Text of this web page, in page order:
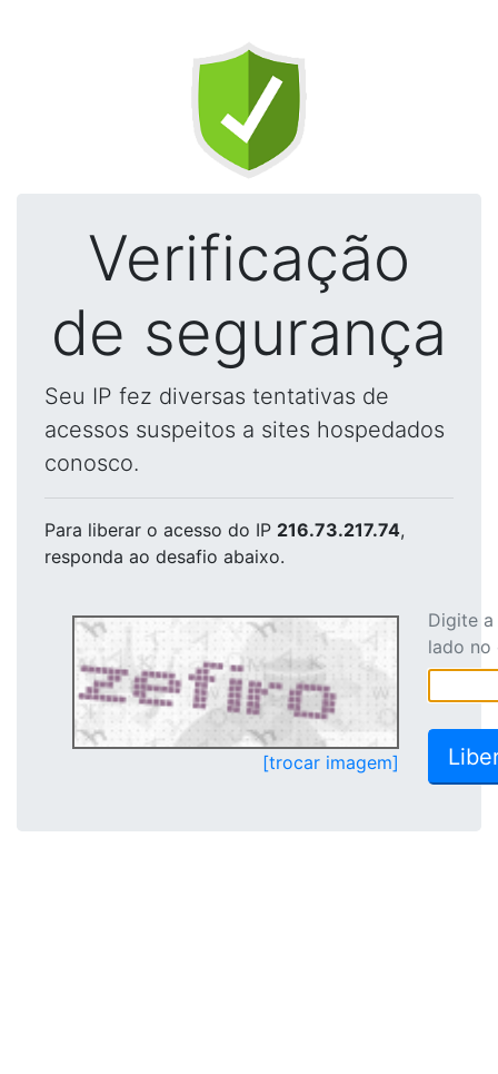
Verificação
de segurança
Seu IP fez diversas tentativas de
acessos suspeitos a sites hospedados
conosco.
Para liberar o acesso do IP 216.73.217.74,
responda ao desafio abaixo.
[trocar imagem]
Digite
lado no